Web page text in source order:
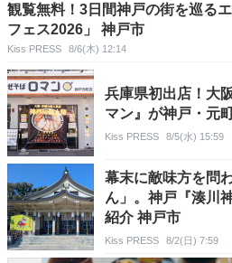
観覧無料！3日間神戸の街を巡る
フェス2026」 神戸市
Kiss PRESS 8/6(木) 12:14
兵庫県初出店！大
マン』が神戸・元
Kiss PRESS 8/5(水) 15:59
幕末に敵味方を問
ん」。神戸『湊川
紹介 神戸市
Kiss PRESS 8/2(日) 7:59